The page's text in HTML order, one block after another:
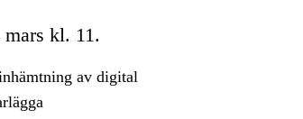
kl. 11.
av digital